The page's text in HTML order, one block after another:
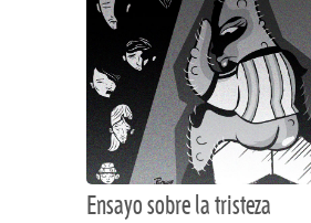
Ensayo sobre la tristeza